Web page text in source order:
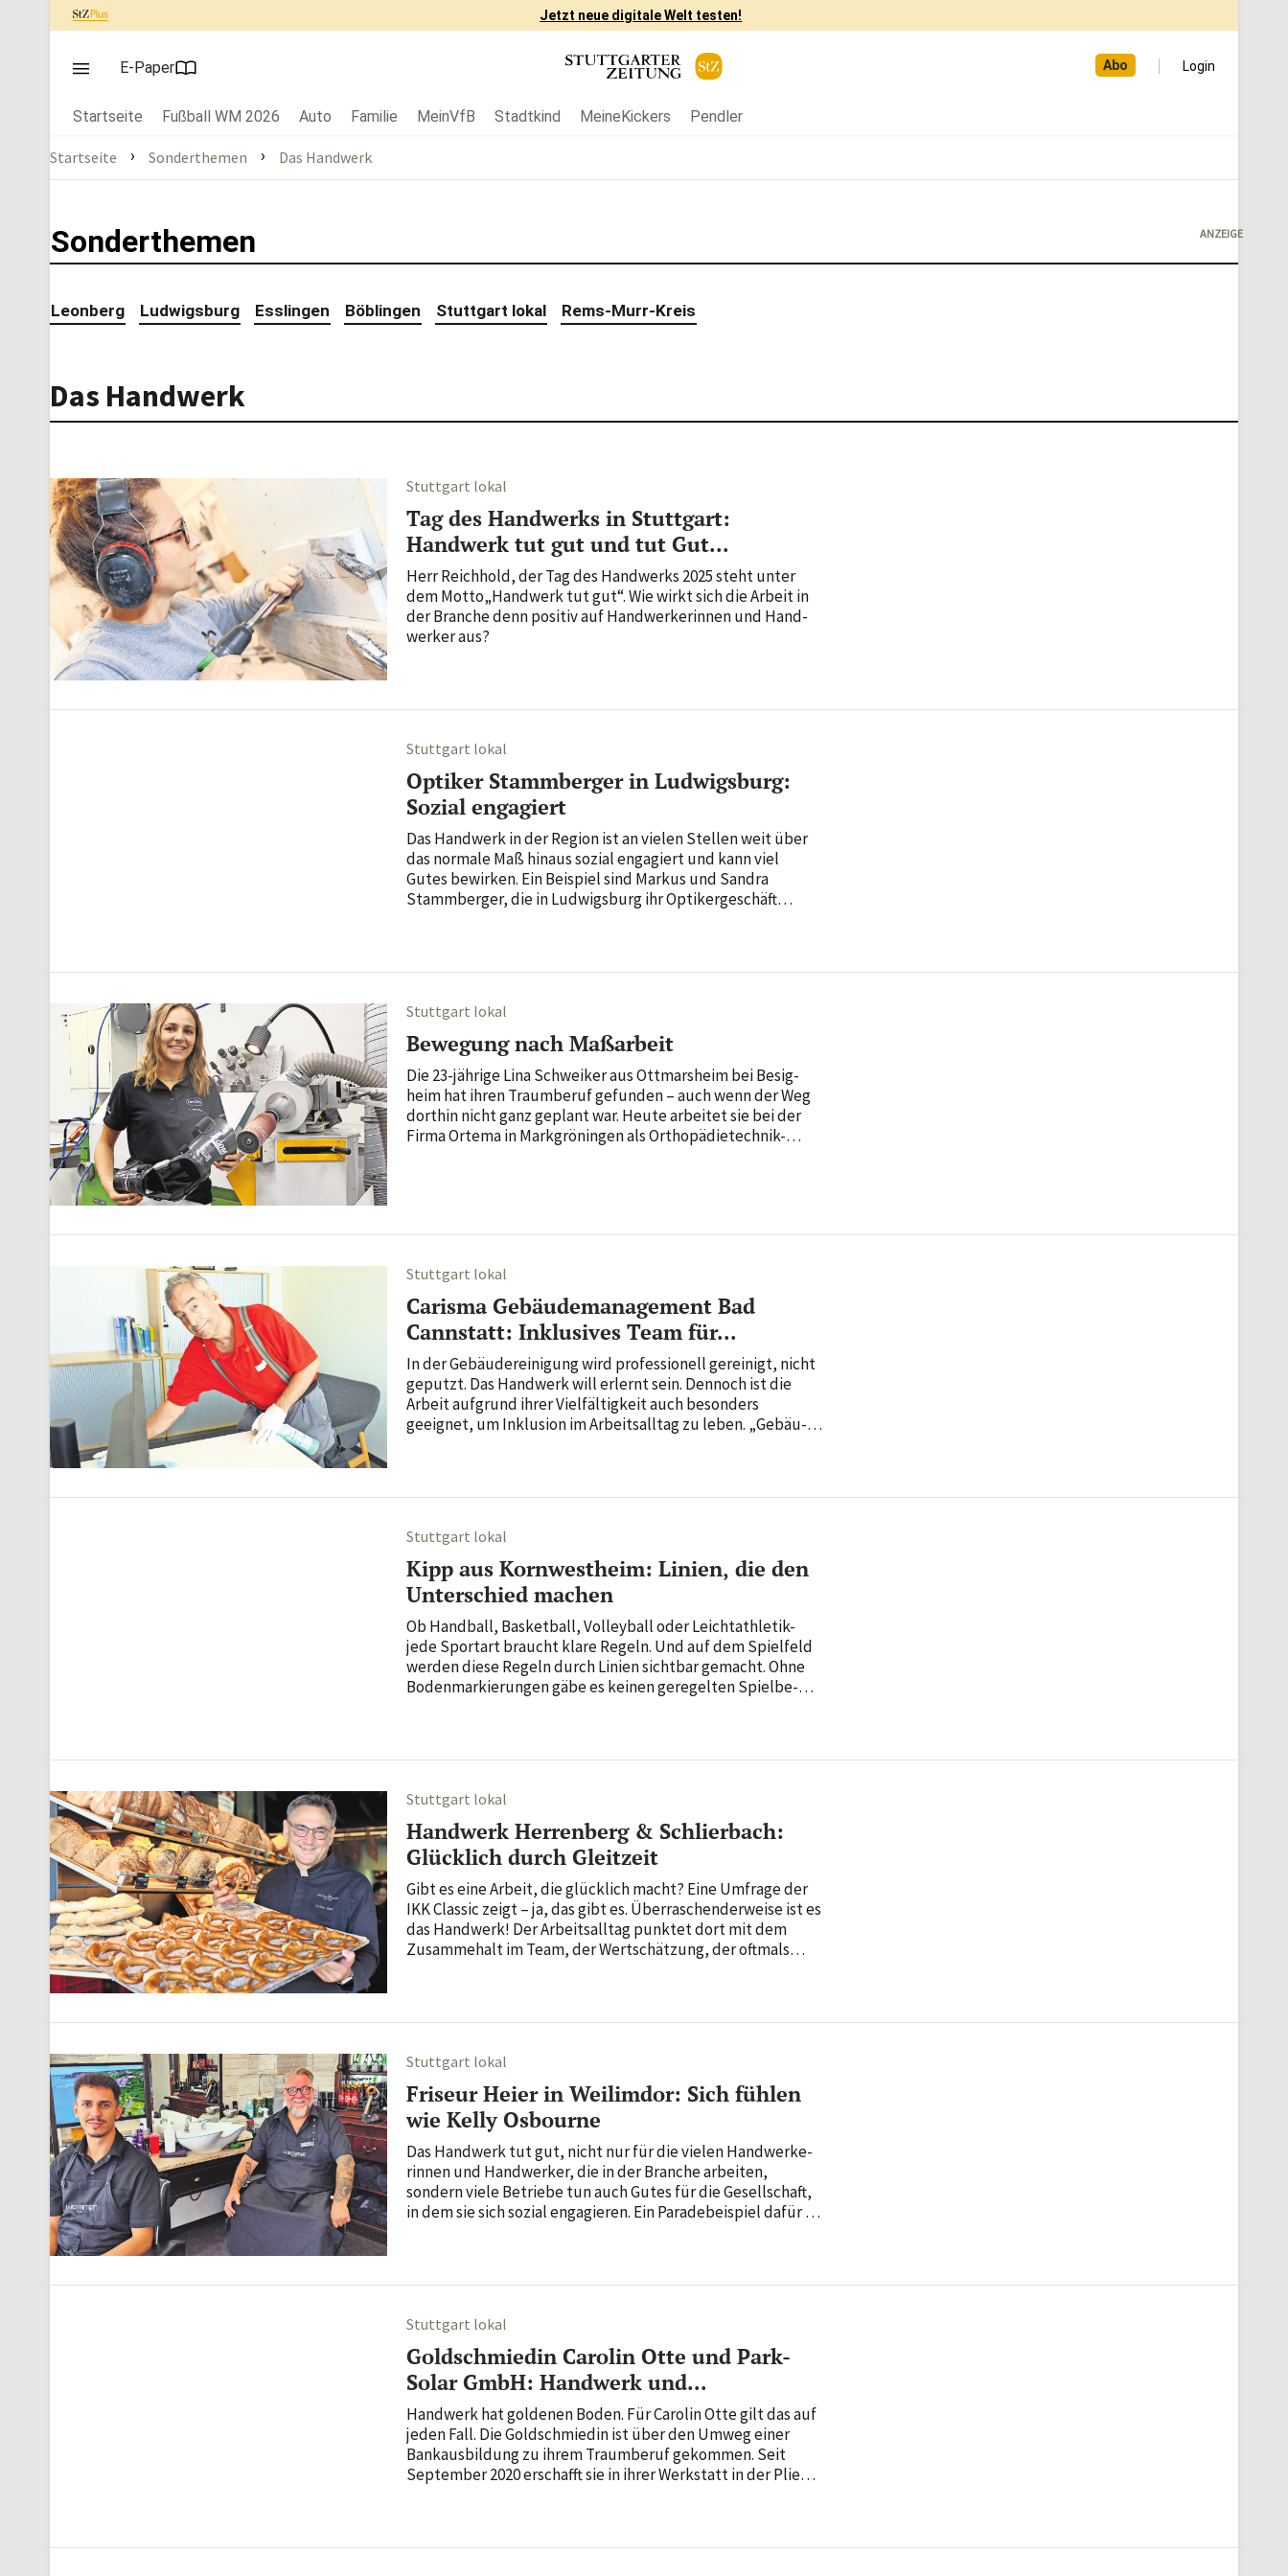
Jetzt neue digitale Welt testen!
E-Paper Abo Login
Startseite Fußball WM 2026 Auto Familie MeinVfB Stadtkind MeineKickers Pendler
Startseite › Sonderthemen › Das Handwerk
Sonderthemen ANZEIGE
Leonberg Ludwigsburg Esslingen Böblingen Stuttgart lokal Rems-Murr-Kreis
Das Handwerk
Stuttgart lokal
Tag des Handwerks in Stuttgart:
Handwerk tut gut und tut Gut...
Herr Reich­hold, der Tag des Hand­werks 2025 steht unter
dem Motto„Hand­werk tut gut“. Wie wirkt sich die Arbeit in
der Branche denn positiv auf Hand­wer­ke­rinnen und Hand­
werker aus?
Stuttgart lokal
Optiker Stammberger in Ludwigsburg:
Sozial engagiert
Das Hand­werk in der Region ist an vielen Stellen weit über
das normale Maß hinaus sozial enga­giert und kann viel
Gutes bewirken. Ein Beispiel sind Markus und Sandra
Stamm­berger, die in Ludwigs­burg ihr Opti­ker­ge­schäft
Stuttgart lokal
Bewegung nach Maßarbeit
Die 23-jährige Lina Schweiker aus Ottmars­heim bei Besig­
heim hat ihren Traum­beruf gefunden – auch wenn der Weg
dorthin nicht ganz geplant war. Heute arbeitet sie bei der
Firma Ortema in Mark­grö­ningen als Ortho­pä­die­technik-
Stuttgart lokal
Carisma Gebäudemanagement Bad
Cannstatt: Inklusives Team für...
In der Gebäu­de­rei­ni­gung wird profes­sio­nell gerei­nigt, nicht
geputzt. Das Hand­werk will erlernt sein. Dennoch ist die
Arbeit aufgrund ihrer Viel­fäl­tig­keit auch beson­ders
geeignet, um Inklu­sion im Arbeits­alltag zu leben. „Gebäu­
Stuttgart lokal
Kipp aus Kornwestheim: Linien, die den
Unterschied machen
Ob Hand­ball, Basket­ball, Volley­ball oder Leicht­ath­letik-
jede Sportart braucht klare Regeln. Und auf dem Spiel­feld
werden diese Regeln durch Linien sichtbar gemacht. Ohne
Boden­mar­kie­rungen gäbe es keinen gere­gelten Spiel­be­
Stuttgart lokal
Handwerk Herrenberg & Schlierbach:
Glücklich durch Gleitzeit
Gibt es eine Arbeit, die glück­lich macht? Eine Umfrage der
IKK Classic zeigt – ja, das gibt es. Über­ra­schen­der­weise ist es
das Hand­werk! Der Arbeits­alltag punktet dort mit dem
Zusam­me­halt im Team, der Wert­schät­zung, der oftmals
Stuttgart lokal
Friseur Heier in Weilimdor: Sich fühlen
wie Kelly Osbourne
Das Hand­werk tut gut, nicht nur für die vielen Hand­wer­ke­
rinnen und Hand­werker, die in der Branche arbeiten,
sondern viele Betriebe tun auch Gutes für die Gesell­schaft,
in dem sie sich sozial enga­gieren. Ein Para­de­bei­spiel dafür ist
Stuttgart lokal
Goldschmiedin Carolin Otte und Park-
Solar GmbH: Handwerk und...
Hand­werk hat goldenen Boden. Für Carolin Otte gilt das auf
jeden Fall. Die Gold­schmiedin ist über den Umweg einer
Bank­aus­bil­dung zu ihrem Traum­beruf gekommen. Seit
September 2020 erschafft sie in ihrer Werk­statt in der Pliens­